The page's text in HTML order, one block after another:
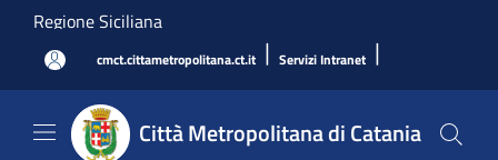
Salta al contenuto principale
Regione Siciliana
cmct.cittametropolitana.ct.it | Servizi Intranet |
Città Metropolitana di Catania